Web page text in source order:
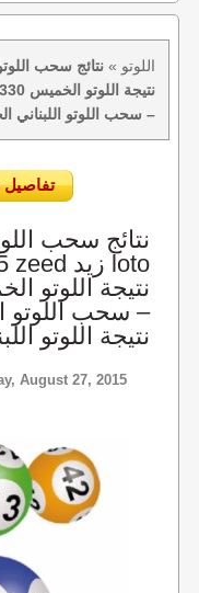
اللوتو »
– سحب اللوتو اللبناني
تفاصيل سحب اللوتو رقم ١٣٣٠
– سحب اللوتو
نتيجة اللوتو
August 27, 2015